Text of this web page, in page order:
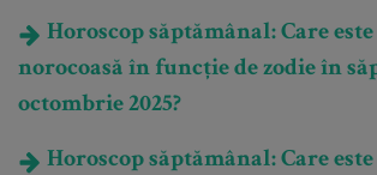
Horoscop săptămânal: Care
norocoasă în funcție de zodie în
octombrie 2025?
Horoscop săptămânal: Care